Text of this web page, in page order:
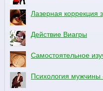
Лазерная коррекция
Действие Виагры
Самостоятельное
Психология мужчины